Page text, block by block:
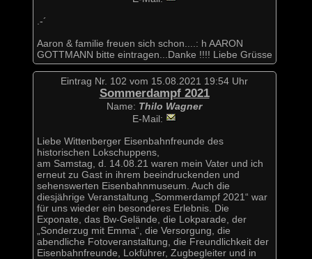
.-´
Aaron & familie freuen sich schon....: h AARON
GOTTMANN bitte eintragen...Danke !!!! Liebe Grüsse
Eintrag Nr. 102 vom 15.08.2021 19:54 Uhr
Sommerdampf 2021
Name: Thilo Wagner
E-Mail:
Liebe Wittenberger Eisenbahnfreunde des
historischen Lokschuppens,
am Samstag, d. 14.08.21 waren mein Vater und ich
erneut zu Gast in ihrem beeindruckenden und
sehenswerten Eisenbahnmuseum. Auch die
diesjährige Veranstaltung „Sommerdampf 2021“ war
für uns wieder ein besonderes Erlebnis. Die
Exponate, das Bw-Gelände, die Lokparade, der
„Sonderzug mit Emma“, die Versorgung, die
abendliche Fotoveranstaltung, die Freundlichkeit der
Eisenbahnfreunde, Lokführer, Zugbegleiter und in